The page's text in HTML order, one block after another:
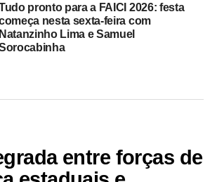
pronto para a FAICI 2026: festa
nesta sexta-feira com
Natanzinho Lima e Samuel
entre forças de